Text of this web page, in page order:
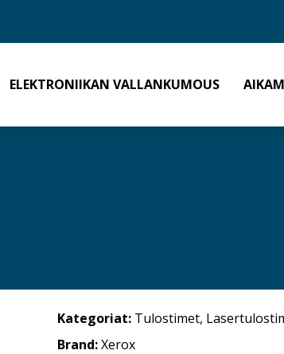
ELEKTRONIIKAN VALLANKUMOUS
Kategoriat: Tulostimet,
Brand:Xerox